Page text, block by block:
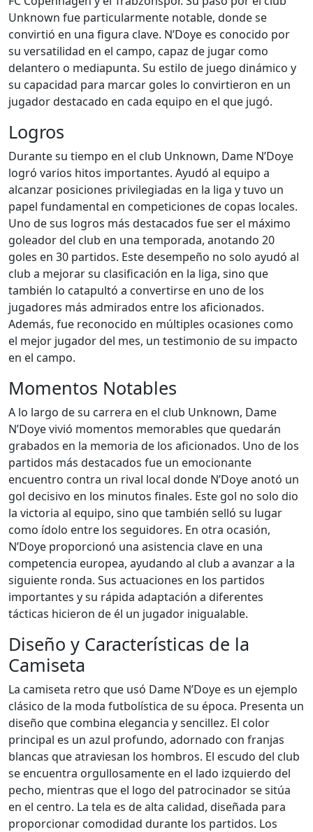
Unknown fue particularmente notable, donde se
convirtió en una figura clave. N’Doye es conocido por
su versatilidad en el campo, capaz de jugar como
delantero o mediapunta. Su estilo de juego dinámico y
su capacidad para marcar goles lo convirtieron en un
jugador destacado en cada equipo en el que jugó.
Logros
Durante su tiempo en el club Unknown, Dame N’Doye
logró varios hitos importantes. Ayudó al equipo a
alcanzar posiciones privilegiadas en la liga y tuvo un
papel fundamental en competiciones de copas locales.
Uno de sus logros más destacados fue ser el máximo
goleador del club en una temporada, anotando 20
goles en 30 partidos. Este desempeño no solo ayudó al
club a mejorar su clasificación en la liga, sino que
también lo catapultó a convertirse en uno de los
jugadores más admirados entre los aficionados.
Además, fue reconocido en múltiples ocasiones como
el mejor jugador del mes, un testimonio de su impacto
en el campo.
Momentos Notables
A lo largo de su carrera en el club Unknown, Dame
N’Doye vivió momentos memorables que quedarán
grabados en la memoria de los aficionados. Uno de los
partidos más destacados fue un emocionante
encuentro contra un rival local donde N’Doye anotó un
gol decisivo en los minutos finales. Este gol no solo dio
la victoria al equipo, sino que también selló su lugar
como ídolo entre los seguidores. En otra ocasión,
N’Doye proporcionó una asistencia clave en una
competencia europea, ayudando al club a avanzar a la
siguiente ronda. Sus actuaciones en los partidos
importantes y su rápida adaptación a diferentes
tácticas hicieron de él un jugador inigualable.
Diseño y Características de la
Camiseta
La camiseta retro que usó Dame N’Doye es un ejemplo
clásico de la moda futbolística de su época. Presenta un
diseño que combina elegancia y sencillez. El color
principal es un azul profundo, adornado con franjas
blancas que atraviesan los hombros. El escudo del club
se encuentra orgullosamente en el lado izquierdo del
pecho, mientras que el logo del patrocinador se sitúa
en el centro. La tela es de alta calidad, diseñada para
proporcionar comodidad durante los partidos. Los